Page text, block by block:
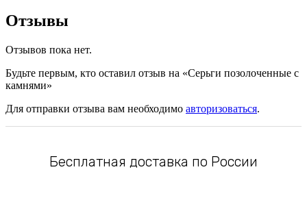
Отзывы
Отзывов пока нет.
Будьте первым, кто оставил отзыв на «Серьги позолоченные с
камнями»
Для отправки отзыва вам необходимо авторизоваться.
Бесплатная доставка по России